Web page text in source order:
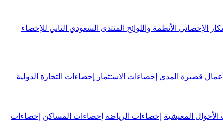
الإحصائي الأنظمة واللوائح المنتدى السعودي الثاني للإحصاء
قصيرة المدى إحصاءات الاستثمار إحصاءات التجارة الدولية
الأحوال المعيشية إحصاءات الرياضة إحصاءات المساكن إحصاءات